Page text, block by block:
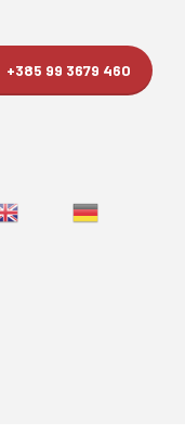
+385 99 3679 460